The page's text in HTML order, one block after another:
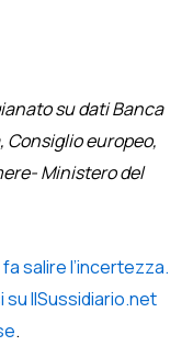
su dati Banca
Consiglio europeo,
Ministero del
salire l’incertezza.
su IlSussidiario.net
.